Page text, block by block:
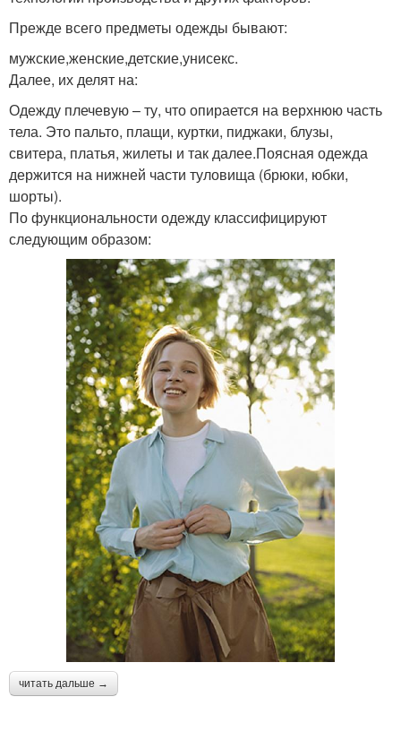
Прежде всего предметы одежды бывают:
мужские,женские,детские,унисекс.
Далее, их делят на:
Одежду плечевую – ту, что опирается на верхнюю часть
тела. Это пальто, плащи, куртки, пиджаки, блузы,
свитера, платья, жилеты и так далее.Поясная одежда
держится на нижней части туловища (брюки, юбки,
шорты).
По функциональности одежду классифицируют
следующим образом:
читать дальше →